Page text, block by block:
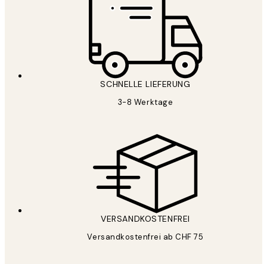
SCHNELLE LIEFERUNG
3-8 Werktage
VERSANDKOSTENFREI
Versandkostenfrei ab CHF 75